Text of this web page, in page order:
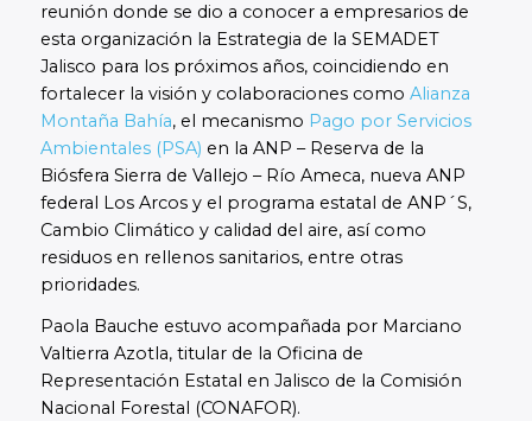
reunión donde se dio a conocer a empresarios de
esta organización la Estrategia de la SEMADET
Jalisco para los próximos años, coincidiendo en
fortalecer la visión y colaboraciones como Alianza
Montaña Bahía, el mecanismo Pago por Servicios
Ambientales (PSA) en la ANP – Reserva de la
Biósfera Sierra de Vallejo – Río Ameca, nueva ANP
federal Los Arcos y el programa estatal de ANP´S,
Cambio Climático y calidad del aire, así como
residuos en rellenos sanitarios, entre otras
prioridades.
Paola Bauche estuvo acompañada por Marciano
Valtierra Azotla, titular de la Oficina de
Representación Estatal en Jalisco de la Comisión
Nacional Forestal (CONAFOR).